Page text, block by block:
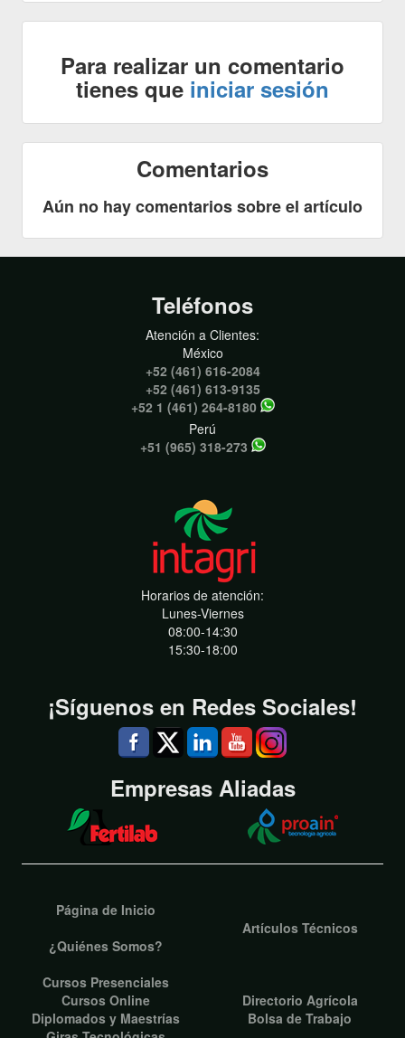
Para realizar un comentario
tienes que iniciar sesión
Comentarios
Aún no hay comentarios sobre el artículo
Teléfonos
Atención a Clientes:
México
+52 (461) 616-2084
+52 (461) 613-9135
+52 1 (461) 264-8180
Perú
+51 (965) 318-273
Horarios de atención:
Lunes-Viernes
08:00-14:30
15:30-18:00
¡Síguenos en Redes Sociales!
Empresas Aliadas
Página de Inicio
¿Quiénes Somos?
Artículos Técnicos
Cursos Presenciales
Cursos Online
Diplomados y Maestrías
Directorio Agrícola
Bolsa de Trabajo